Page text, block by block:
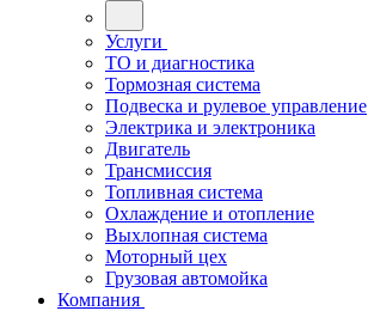
Услуги
ТО и диагностика
Тормозная система
Подвеска и рулевое управление
Электрика и электроника
Двигатель
Трансмиссия
Топливная система
Охлаждение и отопление
Выхлопная система
Моторный цех
Грузовая автомойка
Компания